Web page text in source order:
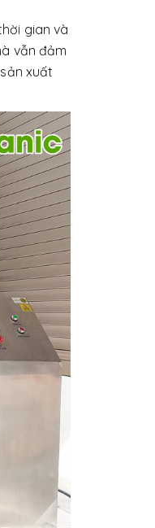
gian và
vẫn đảm
xuất